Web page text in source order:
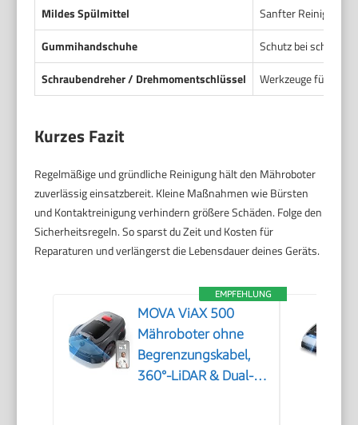
Mildes Spülmittel
Sanfter Reiniger für
Gummihandschuhe
Schutz bei scharfen
Schraubendreher / Drehmomentschlüssel
Werkzeuge für
Kurzes Fazit
Regelmäßige und gründliche Reinigung hält den Mähroboter
zuverlässig einsatzbereit. Kleine Maßnahmen wie Bürsten
und Kontaktreinigung verhindern größere Schäden. Folge den
Sicherheitsregeln. So sparst du Zeit und Kosten für
Reparaturen und verlängerst die Lebensdauer deines Geräts.
EMPFEHLUNG
MOVA ViAX 500
Mähroboter ohne
Begrenzungskabel,
360°-LiDAR & Dual-KI-